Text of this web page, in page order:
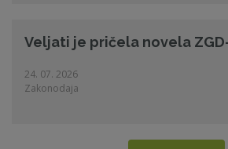
Veljati je pričela novela
24. 07. 2026
Zakonodaja